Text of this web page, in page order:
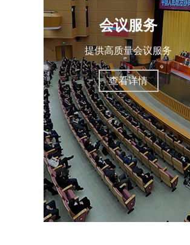
会议服务
提供高质量会议服务
查看详情